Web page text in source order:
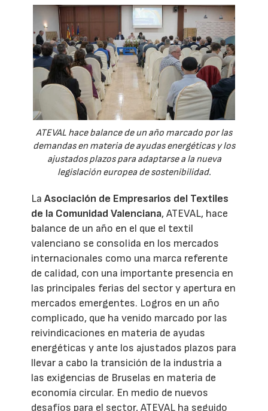
ATEVAL hace balance de un año marcado por las
demandas en materia de ayudas energéticas y los
ajustados plazos para adaptarse a la nueva
legislación europea de sostenibilidad.
LaAsociación de Empresarios del Textiles
de la Comunidad Valenciana, ATEVAL, hace
balance de un año en el que el textil
valenciano se consolida en los mercados
internacionales como una marca referente
de calidad, con una importante presencia en
las principales ferias del sector y apertura en
mercados emergentes. Logros en un año
complicado, que ha venido marcado por las
reivindicaciones en materia de ayudas
energéticas y ante los ajustados plazos para
llevar a cabo la transición de la industria a
las exigencias de Bruselas en materia de
economía circular. En medio de nuevos
desafíos para el sector, ATEVAL ha seguido